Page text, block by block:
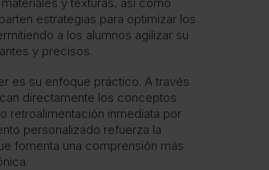
estrategias para optimizar los
a los alumnos agilizar su
y precisos.
es su enfoque práctico. A través
directamente los conceptos
retroalimentación inmediata por
personalizado refuerza la
fomenta una comprensión más